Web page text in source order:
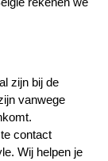
zijn bij de
vanwege
contact
Wij helpen je